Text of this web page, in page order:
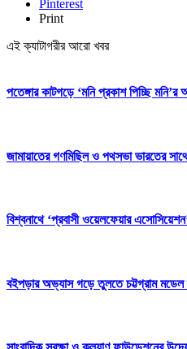
Pinterest
Print
এই ক্যাটাগরীর আরো খবর
পতেঙ্গার কাটগড়ে ‘মনি প্রকাশ পিচ্ছি
জামায়াতের গণমিছিল ও পথসভা ভারতের
বিশ্বনাথে ‘প্রবাসী ওয়েলফেয়ার
বইপড়ার অভ্যাস গড়ে তুলতে চট্টগ্রাম